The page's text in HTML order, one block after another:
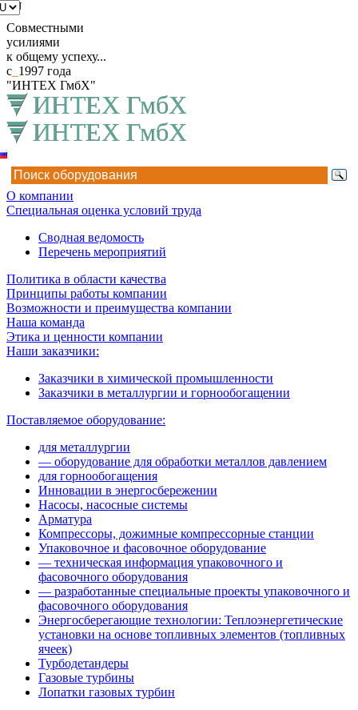
Совместными
усилиями
к общему успеху...
с 1997 года
"ИНТЕХ ГмбХ"
RU
О компании
Специальная оценка условий труда
Сводная ведомость
Перечень мероприятий
Политика в области качества
Принципы работы компании
Возможности и преимущества компании
Наша команда
Этика и ценности компании
Наши заказчики:
Заказчики в химической промышленности
Заказчики в металлургии и горнообогащении
Поставляемое оборудование:
для металлургии
— оборудование для обработки металлов давлением
для горнообогащения
Инновации в энергосбережении
Насосы, насосные системы
Арматура
Компрессоры, дожимные компрессорные станции
Упаковочное и фасовочное оборудование
— техническая информация упаковочного и
фасовочного оборудования
— разработанные специальные проекты упаковочного и
фасовочного оборудования
Энергосберегающие технологии: Теплоэнергетические
установки на основе топливных элементов (топливных
ячеек)
Турбодетандеры
Газовые турбины
Лопатки газовых турбин